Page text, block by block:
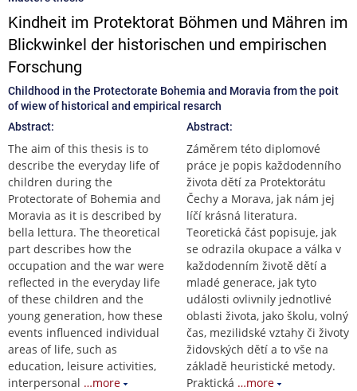
Kindheit im Protektorat Böhmen und Mähren im
Blickwinkel der historischen und empirischen
Forschung
Childhood in the Protectorate Bohemia and Moravia from the poit
of wiew of historical and empirical resarch
Abstract:
The aim of this thesis is to
describe the everyday life of
children during the
Protectorate of Bohemia and
Moravia as it is described by
bella lettura. The theoretical
part describes how the
occupation and the war were
reflected in the everyday life
of these children and the
young generation, how these
events influenced individual
areas of life, such as
education, leisure activities,
interpersonal …more
Abstract:
Záměrem této diplomové
práce je popis každodenního
života dětí za Protektorátu
Čechy a Morava, jak nám jej
líčí krásná literatura.
Teoretická část popisuje, jak
se odrazila okupace a válka v
každodenním životě dětí a
mladé generace, jak tyto
události ovlivnily jednotlivé
oblasti života, jako školu, volný
čas, mezilidské vztahy či životy
židovských dětí a to vše na
základě heuristické metody.
Praktická …more